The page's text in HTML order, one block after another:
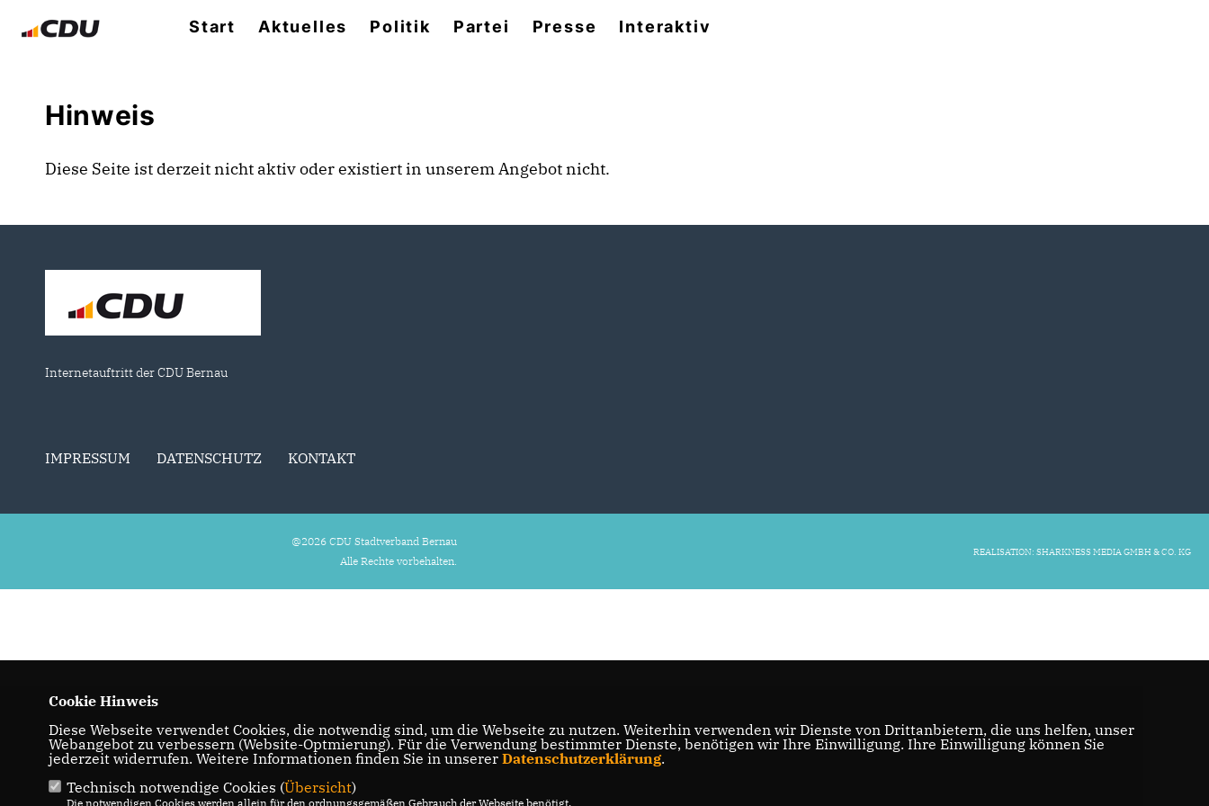
Start Aktuelles Politik Partei Presse Interaktiv
Hinweis
Diese Seite ist derzeit nicht aktiv oder existiert in unserem Angebot nicht.
Internetauftritt der CDU Bernau
IMPRESSUM DATENSCHUTZ KONTAKT
@2026 CDU Stadtverband Bernau
Alle Rechte vorbehalten.
REALISATION: SHARKNESS MEDIA GMBH & CO. KG
Cookie Hinweis
Diese Webseite verwendet Cookies, die notwendig sind, um die Webseite zu nutzen. Weiterhin verwenden wir Dienste von Drittanbietern, die uns helfen, unser
Webangebot zu verbessern (Website-Optmierung). Für die Verwendung bestimmter Dienste, benötigen wir Ihre Einwilligung. Ihre Einwilligung können Sie
jederzeit widerrufen. Weitere Informationen finden Sie in unserer Datenschutzerklärung.
Technisch notwendige Cookies (Übersicht)
Die notwendigen Cookies werden allein für den ordnungsgemäßen Gebrauch der Webseite benötigt.